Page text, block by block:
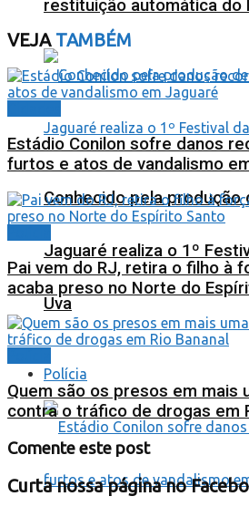
restituição automática do
Conhecido pela
Jaguaré realiza o 1º
Uva
Polícia
VEJATAMBÉM
Estádio Conilon sofre danos
furtos e atos de vandalismo
Pai vem do RJ, retira o filho à
acaba preso no Norte do
Quem são os presos em mais
contra o tráfico de drogas em
Comente este post
Curta nossa página no